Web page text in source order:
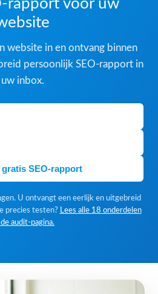
rapport voor uw
website in en ontvang binnen
persoonlijk SEO-rapport in
uw inbox.
SEO-rapport
U ontvangt een eerlijk en uitgebreid
precies testen? Lees alle 18 onderdelen
audit-pagina.